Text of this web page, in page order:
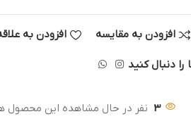
افزودن به مقایسه افزودن به
را دنبال کنید
3 نفر در حال مشاهده این محصول